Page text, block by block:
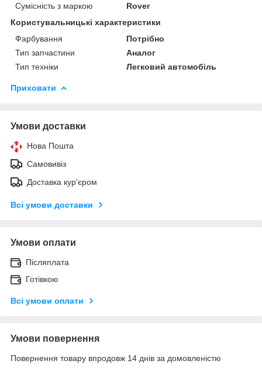
Сумісність з маркою
Rover
Користувальницькі характеристики
Фарбування
Потрібно
Тип запчастини
Аналог
Тип техніки
Легковий автомобіль
Приховати
Умови доставки
Нова Пошта
Самовивіз
Доставка кур'єром
Всі умови доставки
Умови оплати
Післяплата
Готівкою
Всі умови оплати
Умови повернення
Повернення товару впродовж 14 днів за домовленістю